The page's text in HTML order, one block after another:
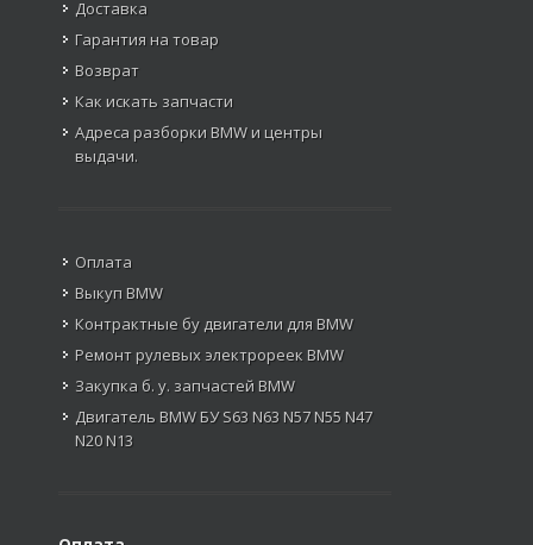
Доставка
Гарантия на товар
Возврат
Как искать запчасти
Адреса разборки BMW и центры
выдачи.
Оплата
Выкуп BMW
Контрактные бу двигатели для BMW
Ремонт рулевых электрореек BMW
Закупка б. у. запчастей BMW
Двигатель BMW БУ S63 N63 N57 N55 N47
N20 N13